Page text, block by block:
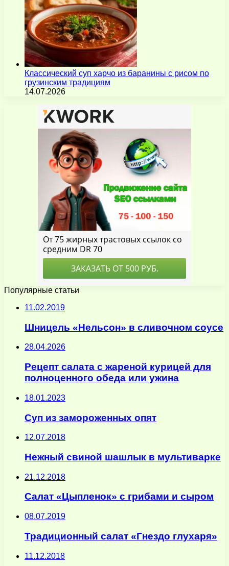
Классический суп харчо из баранины с рисом по
грузинским традициям
14.07.2026
Популярные статьи
11.02.2019
Шницель «Нельсон» в сливочном соусе
28.04.2026
Рецепт салата с жареной курицей для
полноценного обеда или ужина
18.01.2023
Суп из замороженных опят
12.07.2018
Нежный свиной шашлык в мультиварке
21.12.2018
Салат «Цыпленок» с грибами и сыром
08.07.2019
Традиционный салат «Гнездо глухаря»
11.12.2018